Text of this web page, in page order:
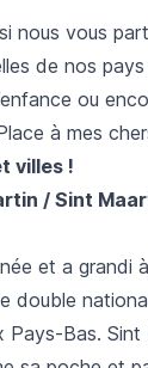
nous vous
de nos
ou
à mes
villes !
/ Sint
et a grandi
double
Pays-Bas. Sint